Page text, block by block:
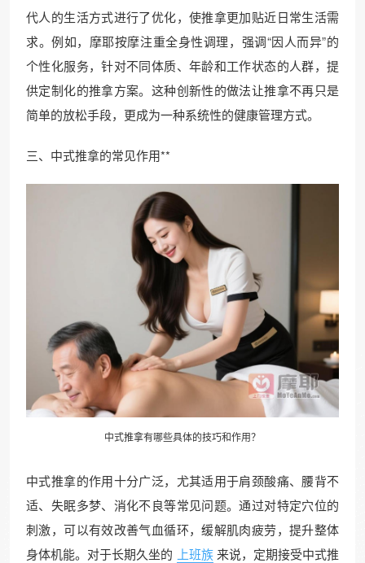
代人的生活方式进行了优化，使推拿更加贴近日常生活需
求。例如，摩耶按摩注重全身性调理，强调“因人而异”的
个性化服务，针对不同体质、年龄和工作状态的人群，提
供定制化的推拿方案。这种创新性的做法让推拿不再只是
简单的放松手段，更成为一种系统性的健康管理方式。
三、中式推拿的常见作用**
中式推拿有哪些具体的技巧和作用？
中式推拿的作用十分广泛，尤其适用于肩颈酸痛、腰背不
适、失眠多梦、消化不良等常见问题。通过对特定穴位的
刺激，可以有效改善气血循环，缓解肌肉疲劳，提升整体
身体机能。对于长期久坐的 上班族 来说，定期接受中式推